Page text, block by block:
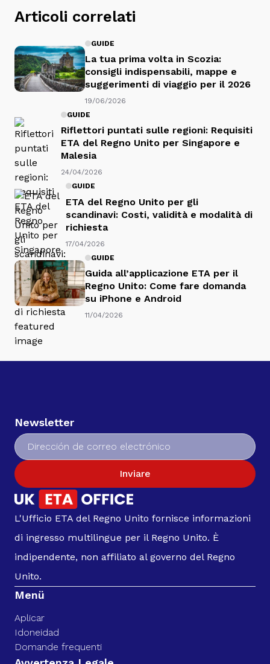
Articoli correlati
GUIDE
La tua prima volta in Scozia:
consigli indispensabili, mappe e
suggerimenti di viaggio per il 2026
19/06/2026
GUIDE
Riflettori puntati sulle regioni: Requisiti
ETA del Regno Unito per Singapore e
Malesia
24/04/2026
GUIDE
ETA del Regno Unito per gli
scandinavi: Costi, validità e modalità di
richiesta
17/04/2026
GUIDE
Guida all’applicazione ETA per il
Regno Unito: Come fare domanda
su iPhone e Android
11/04/2026
Newsletter
Inviare
L'Ufficio ETA del Regno Unito fornisce informazioni
di ingresso multilingue per il Regno Unito. È
indipendente, non affiliato al governo del Regno
Unito.
Menü
Aplicar
Idoneidad
Domande frequenti